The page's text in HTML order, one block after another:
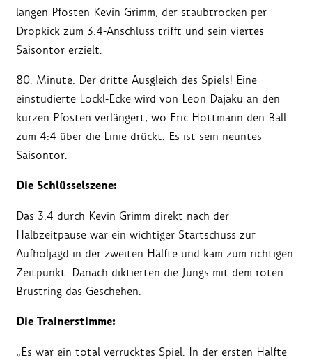
langen Pfosten Kevin Grimm, der staubtrocken per
Dropkick zum 3:4-Anschluss trifft und sein viertes
Saisontor erzielt.
80. Minute: Der dritte Ausgleich des Spiels! Eine
einstudierte Lockl-Ecke wird von Leon Dajaku an den
kurzen Pfosten verlängert, wo Eric Hottmann den Ball
zum 4:4 über die Linie drückt. Es ist sein neuntes
Saisontor.
Die Schlüsselszene:
Das 3:4 durch Kevin Grimm direkt nach der
Halbzeitpause war ein wichtiger Startschuss zur
Aufholjagd in der zweiten Hälfte und kam zum richtigen
Zeitpunkt. Danach diktierten die Jungs mit dem roten
Brustring das Geschehen.
Die Trainerstimme:
„Es war ein total verrücktes Spiel. In der ersten Hälfte